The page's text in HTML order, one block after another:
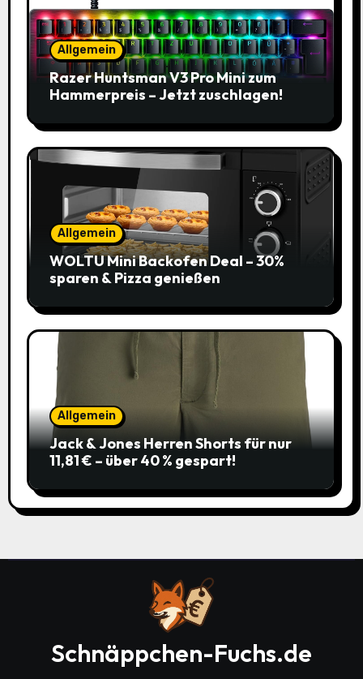
Allgemein
Razer Huntsman V3 Pro Mini zum
Hammerpreis – Jetzt zuschlagen!
Allgemein
WOLTU Mini Backofen Deal – 30%
sparen & Pizza genießen
Allgemein
Jack & Jones Herren Shorts für nur
11,81 € – über 40 % gespart!
Schnäppchen-Fuchs.de